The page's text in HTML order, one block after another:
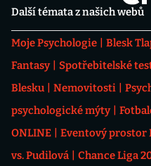
Další témata z našich webů
Moje Psychologie Blesk
Fantasy
Spotřebitelské
Blesku
Nemovitosti
psychologické mýty
ONLINE
Eventový prostor
vs. Pudilová
Chance Liga